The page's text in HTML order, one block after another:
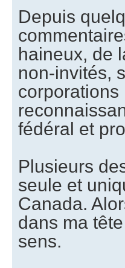
Depuis
haineux, de
non-invités,
corporations
fédéral et
Plusieurs
seule et
Canada.
dans ma
sens.